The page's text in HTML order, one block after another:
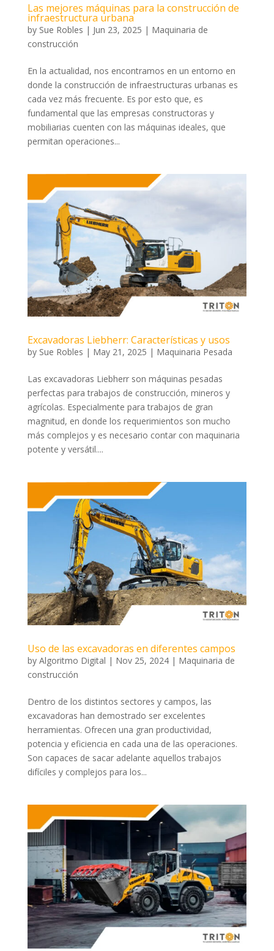
Las mejores máquinas para la construcción de
infraestructura urbana
by Sue Robles | Jun 23, 2025 | Maquinaria de
construcción
En la actualidad, nos encontramos en un entorno en
donde la construcción de infraestructuras urbanas es
cada vez más frecuente. Es por esto que, es
fundamental que las empresas constructoras y
mobiliarias cuenten con las máquinas ideales, que
permitan operaciones...
Excavadoras Liebherr: Características y usos
by Sue Robles | May 21, 2025 | Maquinaria Pesada
Las excavadoras Liebherr son máquinas pesadas
perfectas para trabajos de construcción, mineros y
agrícolas. Especialmente para trabajos de gran
magnitud, en donde los requerimientos son mucho
más complejos y es necesario contar con maquinaria
potente y versátil....
Uso de las excavadoras en diferentes campos
by Algoritmo Digital | Nov 25, 2024| Maquinaria de
construcción
Dentro de los distintos sectores y campos, las
excavadoras han demostrado ser excelentes
herramientas. Ofrecen una gran productividad,
potencia y eficiencia en cada una de las operaciones.
Son capaces de sacar adelante aquellos trabajos
difíciles y complejos para los...